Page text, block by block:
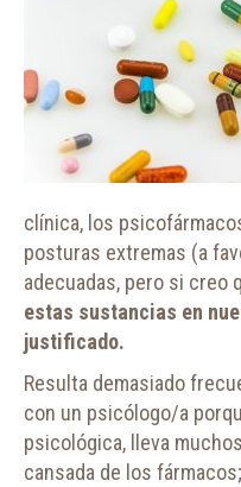
clínica, los
posturas extremas (a
adecuadas, pero si creo
estas sustancias en
justificado.
Resulta demasiado
con un psicólogo/a
psicológica, lleva
cansada de los